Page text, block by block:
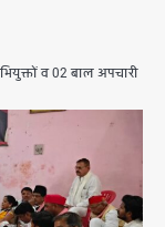
व 02 बाल अपचारी